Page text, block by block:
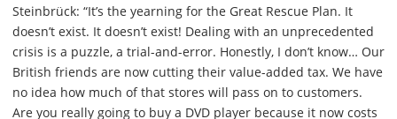
Steinbrück: “It’s the yearning for the Great Rescue Plan. It
doesn’t exist. It doesn’t exist! Dealing with an unprecedented
crisis is a puzzle, a trial-and-error. Honestly, I don’t know… Our
British friends are now cutting their value-added tax. We have
no idea how much of that stores will pass on to customers.
Are you really going to buy a DVD player because it now costs